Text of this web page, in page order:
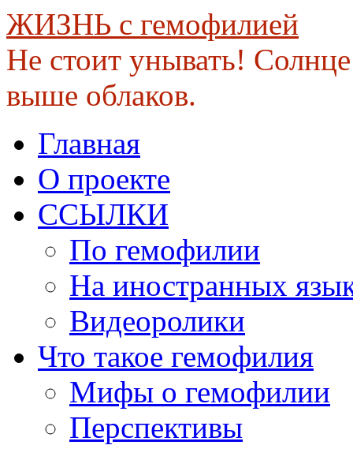
ЖИЗНЬ с гемофилией
Не стоит унывать!
выше облаков.
to
contentГлавная
О проекте
ССЫЛКИ
По гемофилии
На иностранных
Видеоролики
Что такое гемофилия
Мифы о гемофилии
Перспективы